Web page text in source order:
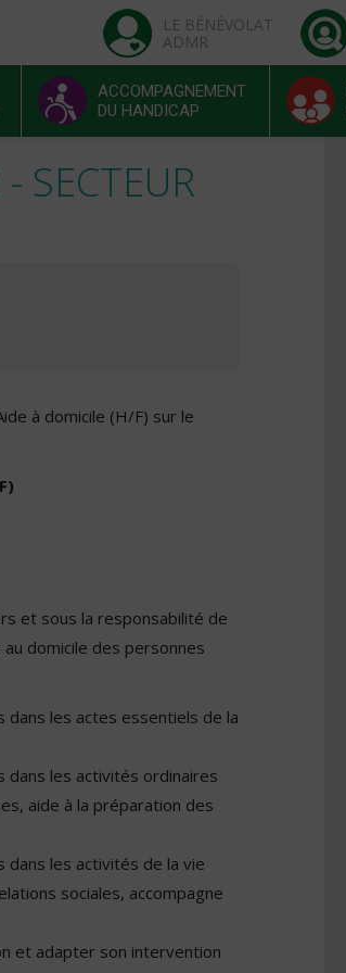
LE BÉNÉVOLAT
ADMR
ACCOMPAGNEMENT
DU HANDICAP
SECTEUR
à domicile (H/F) sur le
et sous la responsabilité de
domicile des personnes
dans les actes essentiels de la
dans les activités ordinaires
aide à la préparation des
dans les activités de la vie
sociales, accompagne
et adapter son intervention